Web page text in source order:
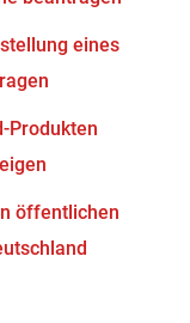
eines
Produkten
öffentlichen